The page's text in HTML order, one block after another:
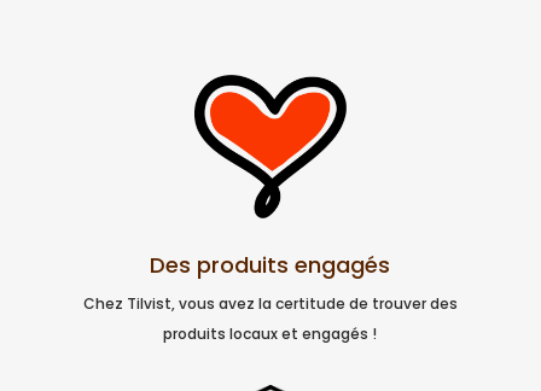
Des produits engagés
Chez Tilvist, vous avez la certitude de trouver des
produits locaux et engagés !